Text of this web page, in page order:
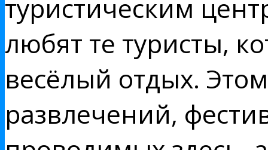
туристическим
любят те туристы,
весёлый отдых.
развлечений,